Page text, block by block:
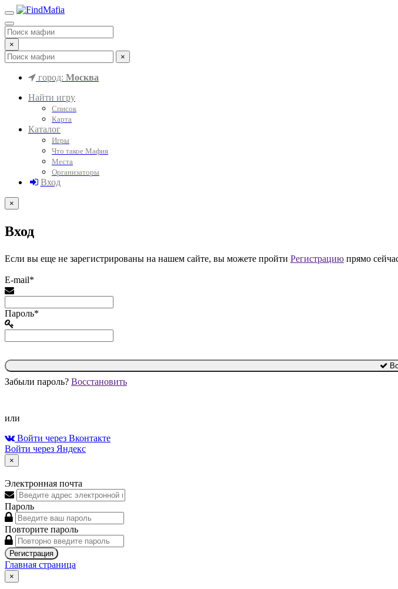
×
×
город: Москва
Найти игру
Список
Карта
Каталог
Игры
Что такое Мафия
Места
Организаторы
Вход
×
Вход
Если вы еще не зарегистрированы на нашем сайте, вы можете пройти Регистрацию прямо
E-mail*
Пароль*
Забыли пароль? Восстановить
или
Войти через Вконтакте
Войти через Яндекс
×
Электронная почта
Пароль
Повторите пароль
Регистрация
Главная страница
×